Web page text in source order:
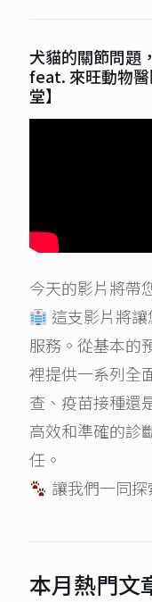
犬貓的關節問題
feat. 來旺動物
堂】
今天的影片將帶
這支影片將
服務。從基本的
裡提供一系列全
查、疫苗接種還
高效和準確的診
任。
讓我們一同探
本月熱門文